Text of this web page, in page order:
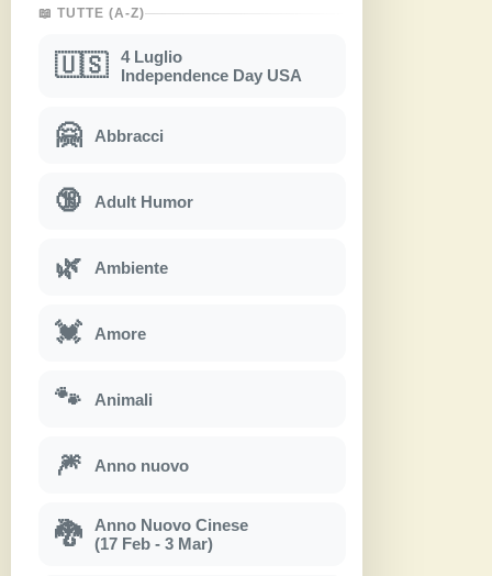
📖 TUTTE (A-Z)
🇺🇸
4 Luglio
Independence Day USA
🤗 Abbracci
🔞 Adult Humor
🌿 Ambiente
💓 Amore
🐾 Animali
🎆 Anno nuovo
🐉
Anno Nuovo Cinese
(17 Feb - 3 Mar)